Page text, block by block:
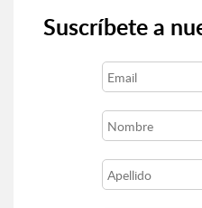
Suscríbete a